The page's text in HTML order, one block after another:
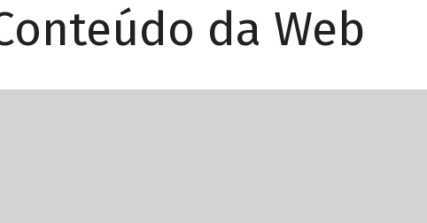
da Web
com